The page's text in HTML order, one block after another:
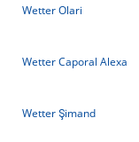
Wetter Olari
Wetter Caporal Alexa
Wetter Şimand